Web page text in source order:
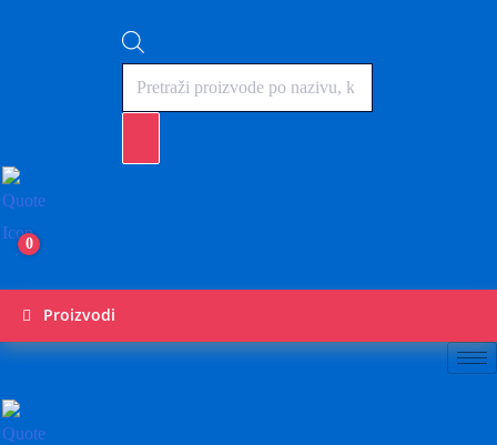
Products
search
0
Proizvodi